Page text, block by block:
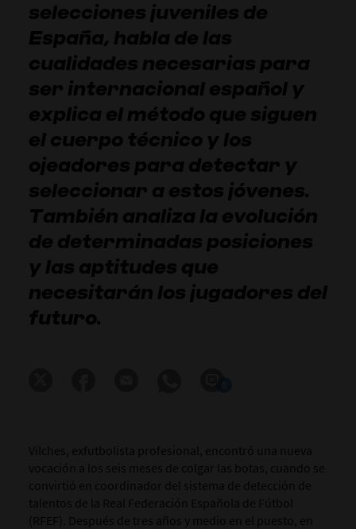
selecciones juveniles de
España, habla de las
cualidades necesarias para
ser internacional español y
explica el método que siguen
el cuerpo técnico y los
ojeadores para detectar y
seleccionar a estos jóvenes.
También analiza la evolución
de determinadas posiciones
y las aptitudes que
necesitarán los jugadores del
futuro.
Vilches, exfutbolista profesional, encontró una nueva
vocación a los seis meses de colgar las botas, cuando se
convirtió en coordinador del sistema de detección de
talentos de la Real Federación Española de Fútbol
(RFEF). Después de tres años y medio en el puesto, en